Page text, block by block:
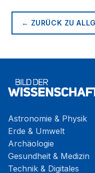
← ZURÜCK ZU
Astronomie & Physik
Erde & Umwelt
Archäologie
Gesundheit & Medizin
Technik & Digitales